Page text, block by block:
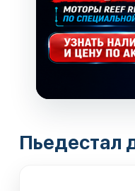
Пьедестал